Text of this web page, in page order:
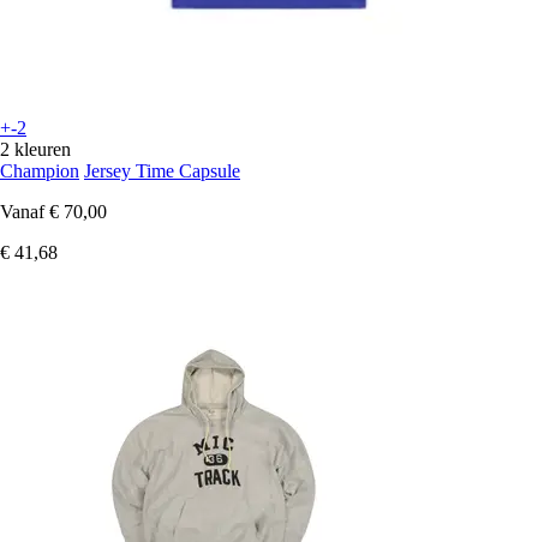
+-2
2 kleuren
Champion Jersey Time Capsule
Vanaf € 70,00
€ 41,68